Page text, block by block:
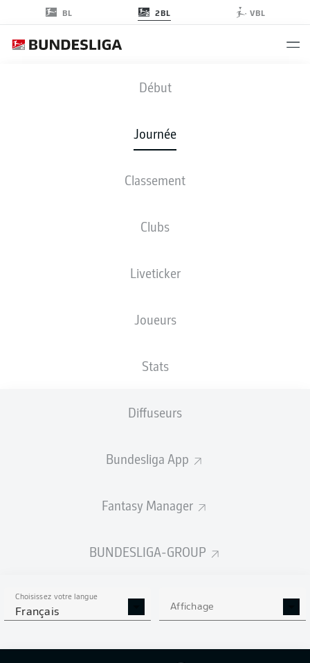
BL 2BL VBL
Début
Journée
Classement
Clubs
Liveticker
Joueurs
Stats
Diffuseurs
Bundesliga App
Fantasy Manager
BUNDESLIGA-GROUP
Choisissez votre langue
Français Affichage
FCK - BSC
COMPOSITIONS STATISTIQUES
ven., 30.10.2026 - dim., 01.11.2026
Publicité